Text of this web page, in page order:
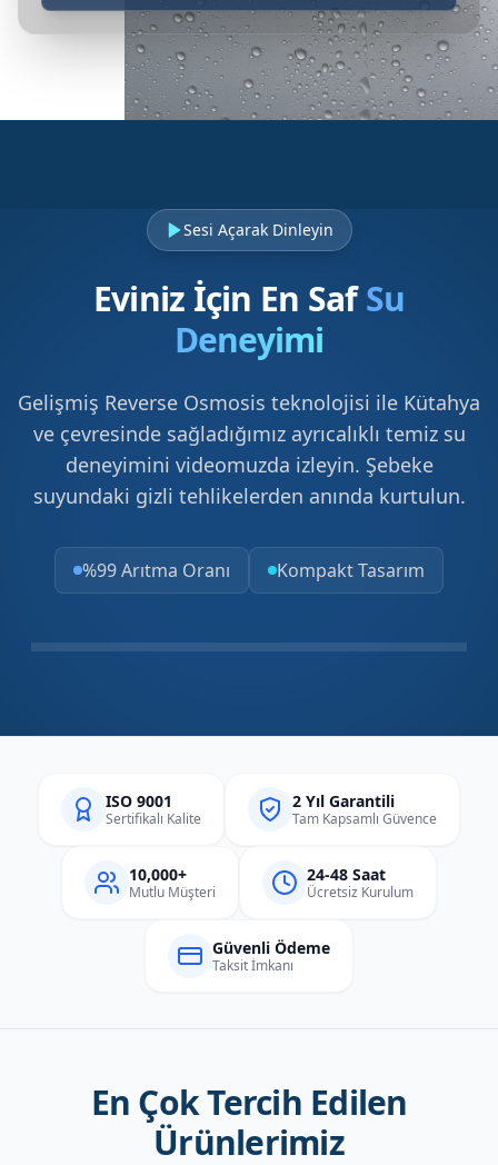
Sesi Açarak Dinleyin
Eviniz İçin En SafSu
Deneyimi
Gelişmiş Reverse Osmosis teknolojisi ile Kütahya
ve çevresinde sağladığımız ayrıcalıklı temiz su
deneyimini videomuzda izleyin. Şebeke
suyundaki gizli tehlikelerden anında kurtulun.
%99 Arıtma Oranı Kompakt Tasarım
ISO 9001
Sertifikalı Kalite
2 Yıl Garantili
Tam Kapsamlı Güvence
10,000+
Mutlu Müşteri
24-48 Saat
Ücretsiz Kurulum
Güvenli Ödeme
Taksit İmkanı
En Çok Tercih Edilen
Ürünlerimiz